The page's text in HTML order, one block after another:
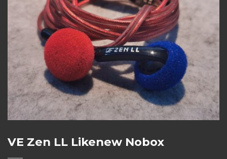
VE Zen LL Likenew Nobox